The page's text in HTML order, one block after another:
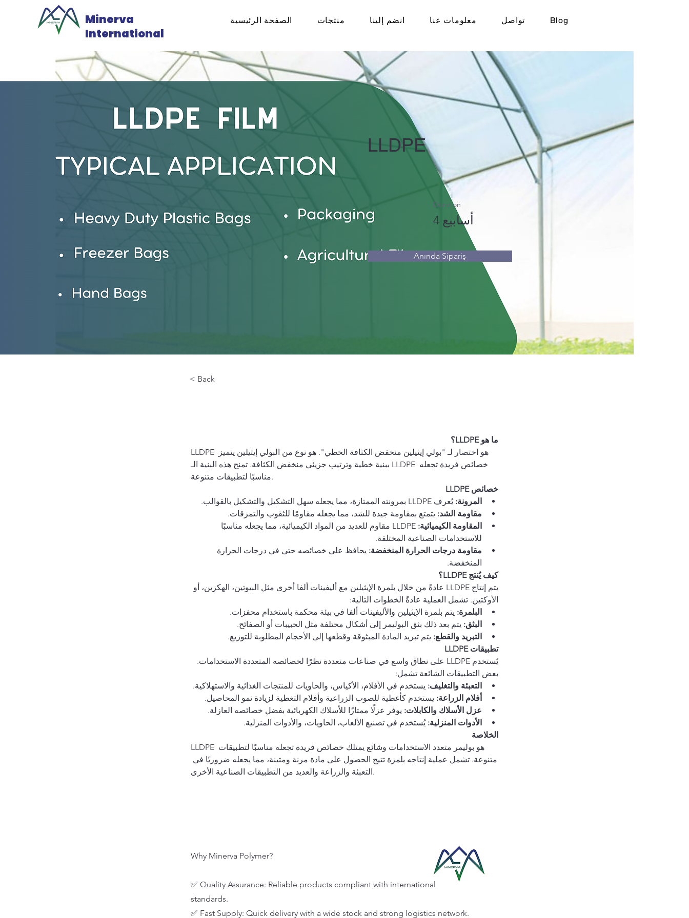
Minerva
International
الصفحة الرئيسية منتجات انضم إلينا معلومات عنا تواصل Blog
LLDPE
Duration
4 أسابيع
Anında Sipariş
< Back
ما هو LLDPE؟
LLDPE هو اختصار لـ "بولي إيثيلين منخفض الكثافة الخطي". هو نوع من البولي إيثيلين يتميز
ببنية خطية وترتيب جزيئي منخفض الكثافة. تمنح هذه البنية الـ LLDPE خصائص فريدة تجعله
مناسبًا لتطبيقات متنوعة.
خصائص LLDPE
المرونة: يُعرف LLDPE بمرونته الممتازة، مما يجعله سهل التشكيل والتشكيل بالقوالب.
مقاومة الشد: يتمتع بمقاومة جيدة للشد، مما يجعله مقاومًا للثقوب والتمزقات.
المقاومة الكيميائية:
LLDPE مقاوم للعديد من المواد الكيميائية، مما يجعله مناسبًا
للاستخدامات الصناعية المختلفة.
مقاومة درجات الحرارة المنخفضة: يحافظ على خصائصه حتى في درجات الحرارة
المنخفضة.
كيف يُنتج LLDPE؟
يتم إنتاج LLDPE عادةً من خلال بلمرة الإيثيلين مع أليفينات ألفا أخرى مثل البيوتين، الهكزين، أو
الأوكتين. تشمل العملية عادةً الخطوات التالية:
البلمرة: يتم بلمرة الإيثيلين والأليفينات ألفا في بيئة محكمة باستخدام محفزات.
البثق: يتم بعد ذلك بثق البوليمر إلى أشكال مختلفة مثل الحبيبات أو الصفائح.
التبريد والقطع: يتم تبريد المادة المبثوقة وقطعها إلى الأحجام المطلوبة للتوزيع.
تطبيقات LLDPE
يُستخدم LLDPE على نطاق واسع في صناعات متعددة نظرًا لخصائصه المتعددة الاستخدامات.
بعض التطبيقات الشائعة تشمل:
التعبئة والتغليف: يستخدم في الأفلام، الأكياس، والحاويات للمنتجات الغذائية والاستهلاكية.
أفلام الزراعة: يستخدم كأغطية للصوب الزراعية وأفلام التغطية لزيادة نمو المحاصيل.
عزل الأسلاك والكابلات: يوفر عزلًا ممتازًا للأسلاك الكهربائية بفضل خصائصه العازلة.
الأدوات المنزلية: يُستخدم في تصنيع الألعاب، الحاويات، والأدوات المنزلية.
الخلاصة
LLDPE هو بوليمر متعدد الاستخدامات وشائع يمتلك خصائص فريدة تجعله مناسبًا لتطبيقات
متنوعة. تشمل عملية إنتاجه بلمرة تتيح الحصول على مادة مرنة ومتينة، مما يجعله ضروريًا في
التعبئة والزراعة والعديد من التطبيقات الصناعية الأخرى.
Why Minerva Polymer?
✅ Quality Assurance: Reliable products compliant with international
standards.
✅ Fast Supply: Quick delivery with a wide stock and strong logistics network.